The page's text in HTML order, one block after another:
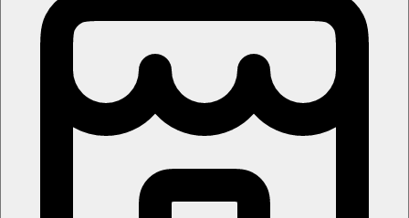
Stravování
All Inclusive
Snídaně formou bufetu 7:30-10:00, oběd formou bufetu
12:30–14:30 a večeře formou bufetu 18:00–20:30
Lehký odpolední snack (15:00-16:00 hod.)
Neomezené množství vybraných rozlévaných
nealkoholických nápojů a místních alkoholických nápojů
(10:00-22:00 hod.)
Výše uvedené časy jsou určeny hotelem a mohou se